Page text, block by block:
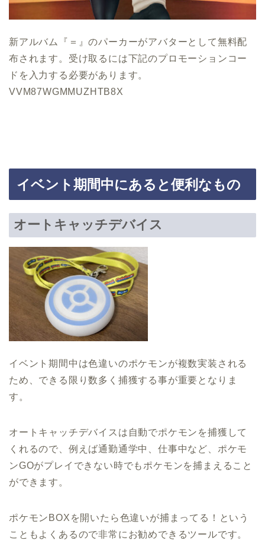
新アルバム『＝』のパーカーがアバターとして無料配
布されます。受け取るには下記のプロモーションコー
ドを入力する必要があります。
VVM87WGMMUZHTB8X
イベント期間中にあると便利なもの
オートキャッチデバイス
イベント期間中は色違いのポケモンが複数実装される
ため、できる限り数多く捕獲する事が重要となりま
す。
オートキャッチデバイスは自動でポケモンを捕獲して
くれるので、例えば通勤通学中、仕事中など、ポケモ
ンGOがプレイできない時でもポケモンを捕まえること
ができます。
ポケモンBOXを開いたら色違いが捕まってる！という
こともよくあるので非常にお勧めできるツールです。